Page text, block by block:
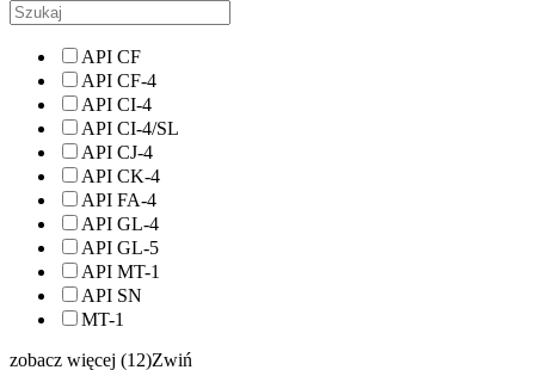
API CF
API CF-4
API CI-4
API CI-4/SL
API CJ-4
API CK-4
API FA-4
API GL-4
API GL-5
API MT-1
API SN
MT-1
zobacz więcej (12)Zwiń